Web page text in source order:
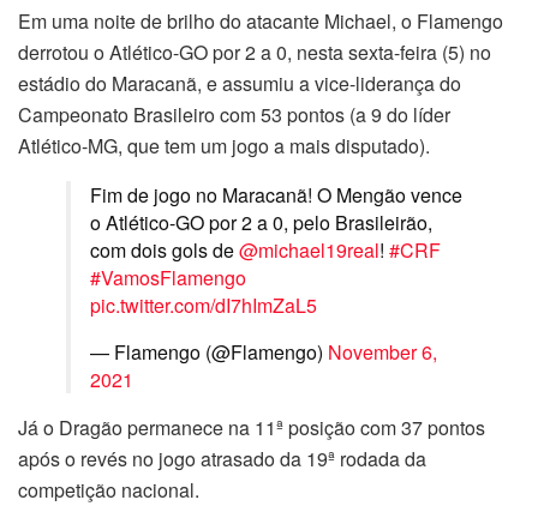
Em uma noite de brilho do atacante Michael, o Flamengo
derrotou o Atlético-GO por 2 a 0, nesta sexta-feira (5) no
estádio do Maracanã, e assumiu a vice-liderança do
Campeonato Brasileiro com 53 pontos (a 9 do líder
Atlético-MG, que tem um jogo a mais disputado).
Fim de jogo no Maracanã! O Mengão vence
o Atlético-GO por 2 a 0, pelo Brasileirão,
com dois gols de@michael19real! #CRF
#VamosFlamengo
pic.twitter.com/dI7hImZaL5
— Flamengo (@Flamengo) November 6,
2021
Já o Dragão permanece na 11ª posição com 37 pontos
após o revés no jogo atrasado da 19ª rodada da
competição nacional.